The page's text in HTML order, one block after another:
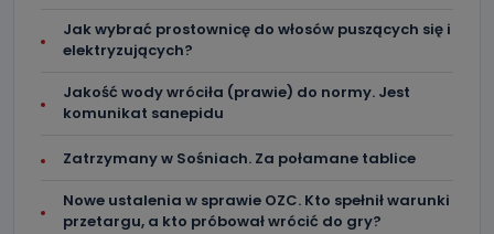
Jak wybrać prostownicę do włosów puszących się i
elektryzujących?
Jakość wody wróciła (prawie) do normy. Jest
komunikat sanepidu
Zatrzymany w Sośniach. Za połamane tablice
Nowe ustalenia w sprawie OZC. Kto spełnił warunki
przetargu, a kto próbował wrócić do gry?